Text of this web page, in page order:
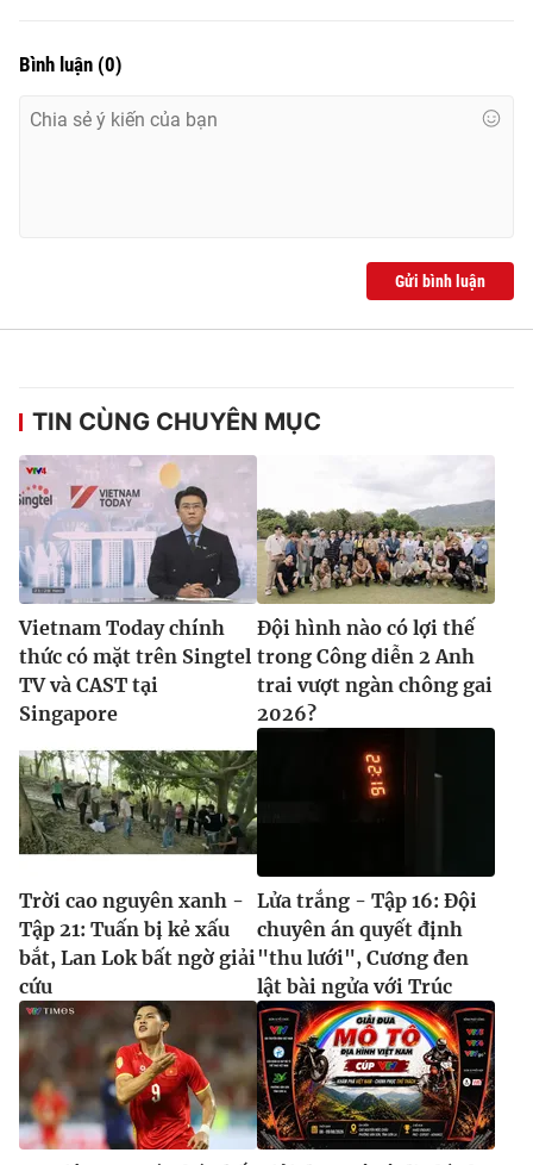
Bình luận (0)
Gửi bình luận
TIN CÙNG CHUYÊN MỤC
Vietnam Today chính
thức có mặt trên Singtel
TV và CAST tại
Singapore
Đội hình nào có lợi thế
trong Công diễn 2 Anh
trai vượt ngàn chông gai
2026?
Trời cao nguyên xanh -
Tập 21: Tuấn bị kẻ xấu
bắt, Lan Lok bất ngờ giải
cứu
Lửa trắng - Tập 16: Đội
chuyên án quyết định
"thu lưới", Cương đen
lật bài ngửa với Trúc